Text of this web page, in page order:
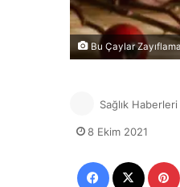
Bu Çaylar
Sağlık Haberleri
8 Ekim 2021